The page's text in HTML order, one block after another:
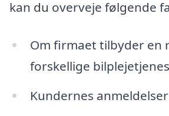
kan du overveje følgende
Om firmaet tilbyder en
forskellige
Kundernes